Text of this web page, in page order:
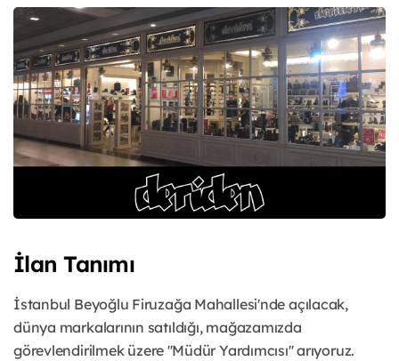
İlan Tanımı
İstanbul Beyoğlu Firuzağa Mahallesi'nde açılacak,
dünya markalarının satıldığı, mağazamızda
görevlendirilmek üzere ''Müdür Yardımcısı'' arıyoruz.